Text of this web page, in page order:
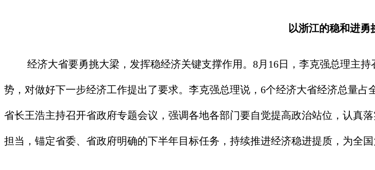
以浙江的稳和进勇
经济大省要勇挑大梁，发挥稳经济关键支撑作用。8月16日，李克强总理主持
势，对做好下一步经济工作提出了要求。李克强总理说，6个经济大省经济总量占
省长王浩主持召开省政府专题会议，强调各地各部门要自觉提高政治站位，认真
担当，锚定省委、省政府明确的下半年目标任务，持续推进经济稳进提质，为全国